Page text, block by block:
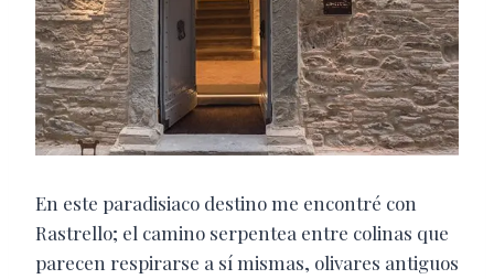
En este paradisiaco destino me encontré con
Rastrello; el camino serpentea entre colinas que
parecen respirarse a sí mismas, olivares antiguos